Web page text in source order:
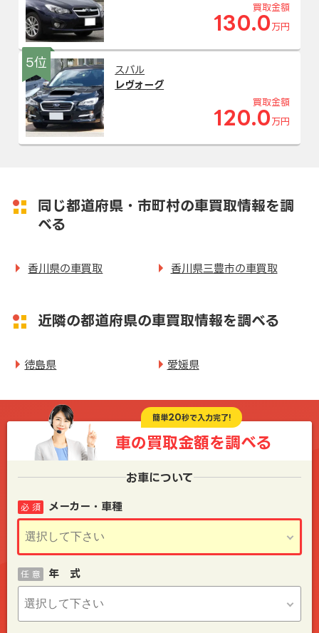
買取金額
130.0 万円
5位
スバル
レヴォーグ
買取金額
120.0 万円
同じ都道府県・市町村の車買取情報を調
べる
香川県の車買取 香川県三豊市の車買取
近隣の都道府県の車買取情報を調べる
徳島県 愛媛県
簡単20秒で入力完了!
車の買取金額を調べる
お車について
メーカー・車種
必 須
年 式
任 意